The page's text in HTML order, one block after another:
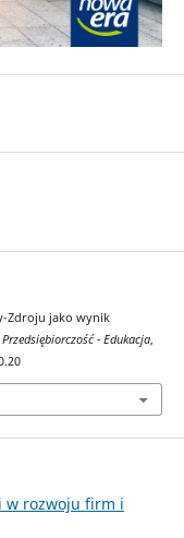
Zdroju jako wynik
Przedsiębiorczość - Edukacja,
w rozwoju firm i